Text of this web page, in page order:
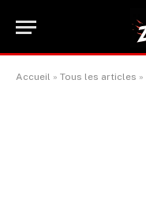
Accueil » Tous les articles »